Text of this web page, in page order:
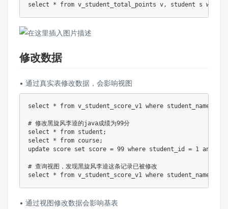
select
* from v_student_total_points v , student s where
修改数据
• 通过真实表修改数据，会影响视图
select * from v_student_score_v1 where student_name
# 修改黑旋风李逵的java成绩为99分
select
* from student ;
select
* from course;
update score set score = 99 where student_id = 1 and
# 查询视图，发现黑旋风李逵这条记录已被修改
select
* from v_student_score_v1 where student_name
• 通过视图修改数据会影响基表